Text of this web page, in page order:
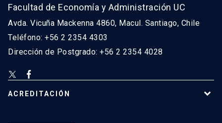
Facultad de Economía y Administración UC
Avda. Vicuña Mackenna 4860, Macul. Santiago, Chile
Teléfono: +56 2 2354 4303
Dirección de Postgrado: +56 2 2354 4028
ACREDITACIÓN